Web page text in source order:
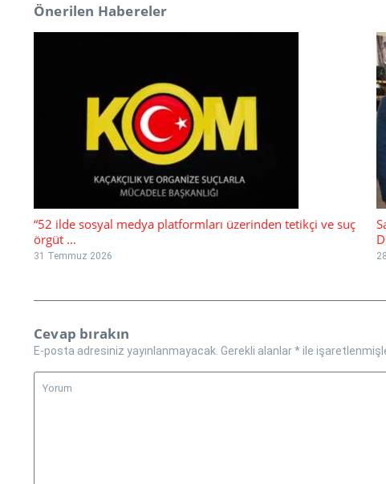
Önerilen Habereler
“52 ilde sosyal medya platformları üzerinden tetikçi ve suç
örgüt ...
31 Temmuz 2026
Cevap bırakın
E-posta adresiniz yayınlanmayacak. Gerekli alanlar*ile